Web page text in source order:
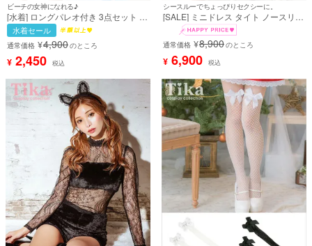
ビーチの女神になれる♪
[水着] ロングパレオ付き 3点セット 体
型カバー チェーンベルト インポート
風 セクシー エレガント 白 ホワイト
三角ビキニ (みゆう着用) [tk-swy016]
水着セール
通常価格 ¥4,900のところ
¥ 2,450 税込
シースルーでちょっぴりセクシーに。
[SALE] ミニドレス タイト ノースリー
ブ パール ビジュー ワンピース レース
セクシー 谷間 シースルー くびれ 背中
魅せ 赤ドレス 白 キャバドレス (みゆ
う着用) [tk-md213375]
通常価格 ¥8,900のところ
¥ 6,900 税込